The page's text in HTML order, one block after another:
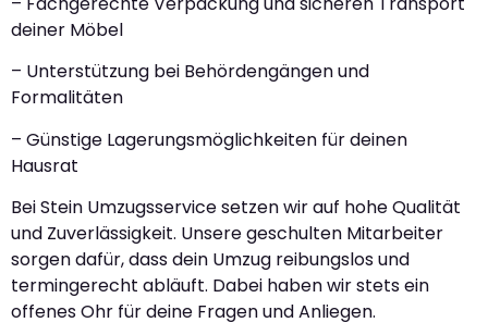
deiner Möbel
– Unterstützung bei Behördengängen und
Formalitäten
– Günstige Lagerungsmöglichkeiten für deinen
Hausrat
Bei Stein Umzugsservice setzen wir auf hohe Qualität
und Zuverlässigkeit. Unsere geschulten Mitarbeiter
sorgen dafür, dass dein Umzug reibungslos und
termingerecht abläuft. Dabei haben wir stets ein
offenes Ohr für deine Fragen und Anliegen.